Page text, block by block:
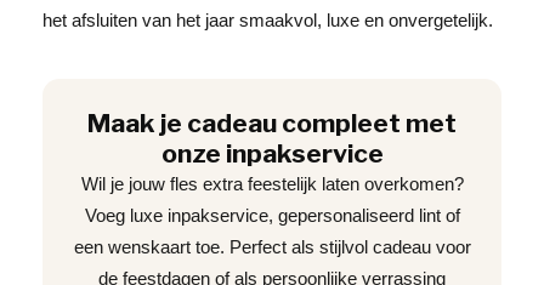
het afsluiten van het jaar smaakvol, luxe en onvergetelijk.
Maak je cadeau compleet met
onze inpakservice
Wil je jouw fles extra feestelijk laten overkomen?
Voeg luxe inpakservice, gepersonaliseerd lint of
een wenskaart toe. Perfect als stijlvol cadeau voor
de feestdagen of als persoonlijke verrassing